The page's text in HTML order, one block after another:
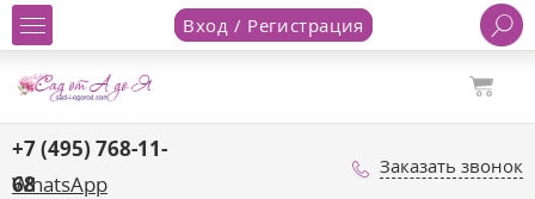
Вход / Регистрация
+7 (495) 768-11-
68
WhatsApp
Заказать звонок